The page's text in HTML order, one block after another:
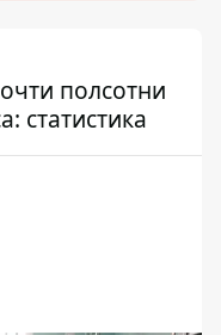
полсотни
статистика